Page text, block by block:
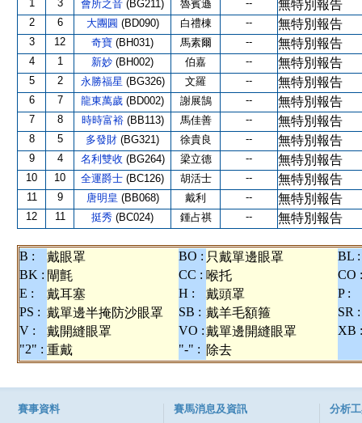
1
3 會所之音 (BG211) 魯賓遜 -- 無特別報告
2 6 大團圓 (BD090) 白禮棟 -- 無特別報告
3 12 奇寶 (BH031) 馬素爾 -- 無特別報告
4 1 新妙 (BH002) 伯嘉 -- 無特別報告
5 2 永勝福星 (BG326) 文羅 -- 無特別報告
6 7 龍東萬歲 (BD002) 謝展鵠 -- 無特別報告
7 8 時時富裕 (BB113) 馬佳善 -- 無特別報告
8 5 多發財 (BG321) 徐貴良 -- 無特別報告
9 4 名利雙收 (BG264) 梁立德 -- 無特別報告
10 10 全運爵士 (BC126) 胡活士 -- 無特別報告
11 9 唐明皇 (BB068) 戴利 -- 無特別報告
12 11 挺秀 (BC024) 鍾占祺 -- 無特別報告
B : 戴眼罩 BO : 只戴單邊眼罩
BL :
BK : 閘氈 CC : 喉托
CO :
E :
戴耳塞 H : 戴頭罩
P :
PS : 戴單邊半掩防沙眼罩 SB : 戴羊毛額箍
SR :
V :
戴開縫眼罩 VO :戴單邊開縫眼罩
XB :
"2" : 重戴 "-" : 除去
賽事資料 賽馬消息及資訊 分析